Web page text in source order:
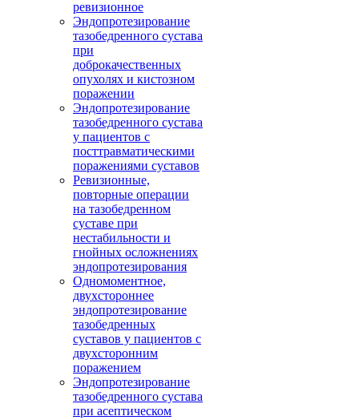
ревизионное
Эндопротезирование
тазобедренного сустава
при
доброкачественных
опухолях и кистозном
поражении
Эндопротезирование
тазобедренного сустава
у пациентов с
посттравматическими
поражениями суставов
Ревизионные,
повторные операции
на тазобедренном
суставе при
нестабильности и
гнойных осложнениях
эндопротезирования
Одномоментное,
двухстороннее
эндопротезирование
тазобедренных
суставов у пациентов с
двухсторонним
поражением
Эндопротезирование
тазобедренного сустава
при асептическом